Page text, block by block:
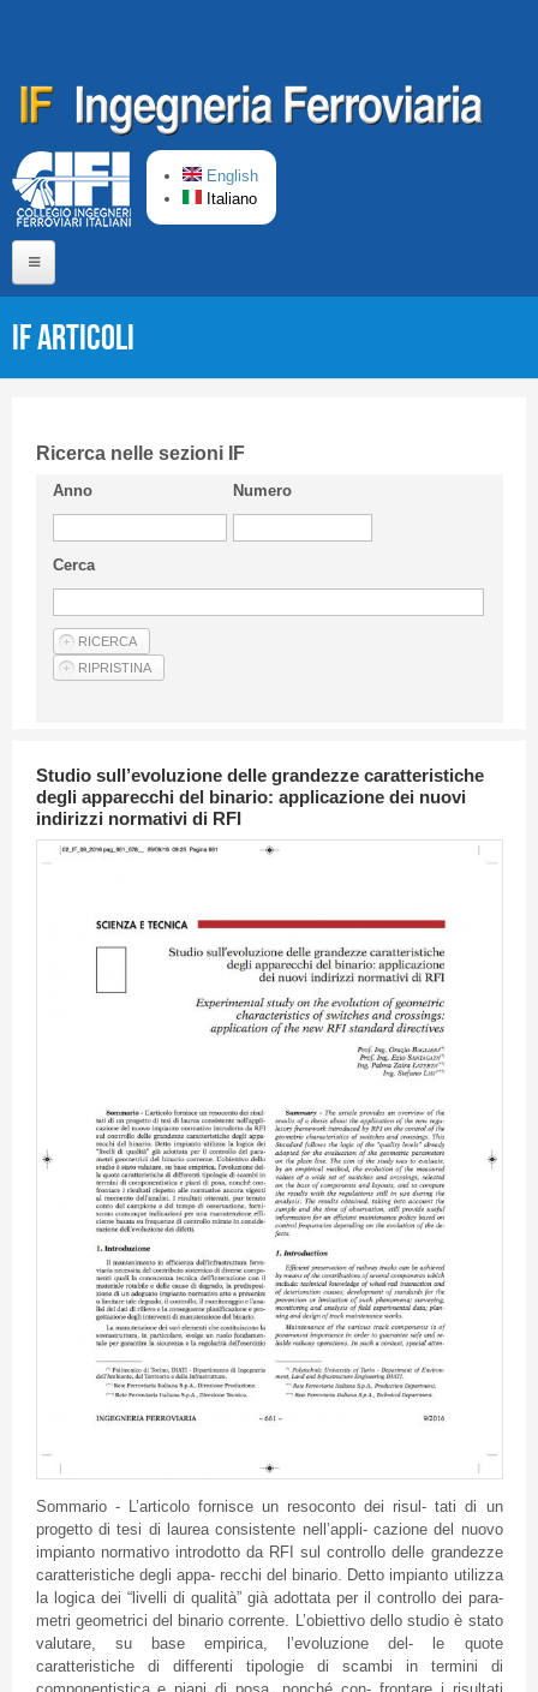
English
Italiano
CIFI in breve
Linee Guida
Privacy Policy
Articoli
IF Articoli
Ricerca nelle sezioni IF
Anno Numero
Cerca
Studio sull’evoluzione delle grandezze caratteristiche
degli apparecchi del binario: applicazione dei nuovi
indirizzi normativi di RFI
Sommario- L’articolo fornisceun resoconto dei risul-tati di un
progetto di tesi di laurea consistente nell’appli- cazionedel nuovo
impianto normativo introdotto da RFI sul controllo delle grandezze
caratteristiche degli appa- recchi del binario Detto impianto utilizza
la logica dei “livelli di qualità” già adottataper il controllo dei para-
metri geometrici del binario corrente L’obiettivo dellostudioè stato
valutare, subase empirica, l’evoluzione del- le quote
caratteristiche
di differenti tipologie di scambi in termini di